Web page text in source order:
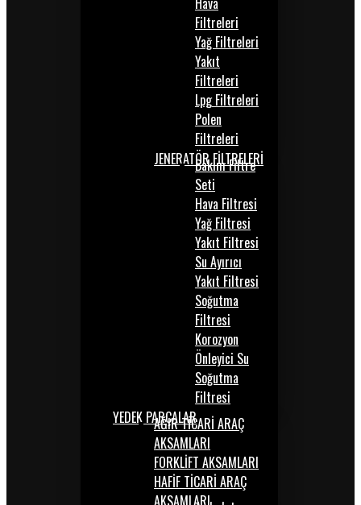
Filtreleri
Yağ Filtreleri
Yakıt
Filtreleri
Lpg Filtreleri
Polen
Filtreleri
JENERATÖR FİLTRELERİ
Bakım Filtre
Seti
Hava Filtresi
Yağ Filtresi
Yakıt Filtresi
Su Ayırıcı
Yakıt Filtresi
Soğutma
Filtresi
Korozyon
Önleyici Su
Soğutma
Filtresi
YEDEK PARÇALARAĞIR TİCARİ ARAÇ
AKSAMLARI
FORKLİFT AKSAMLARI
HAFİF TİCARİ ARAÇ